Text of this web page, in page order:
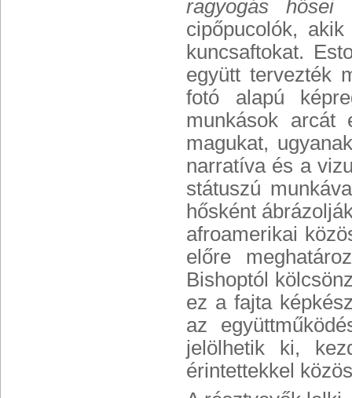
ragyogás hősei
cipőpucolók,
kuncsaftokat.
együtt tervezték
fotó alapú
munkások arcát
magukat,
narratíva és a
státuszú
hősként
afroamerikai
előre
Bishoptól
ez a fajta
az
jelölhetik ki,
érintettekkel